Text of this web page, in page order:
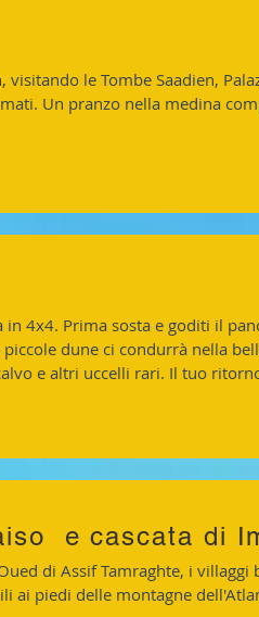
le Tombe Saadien,
Un pranzo nella medina
4x4. Prima sosta e goditi il
dune ci condurrà nella
e altri uccelli rari. Il tuo
e cascata di
di Assif Tamraghte, i
ai piedi delle montagne